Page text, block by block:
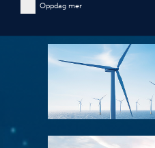
Oppdag mer